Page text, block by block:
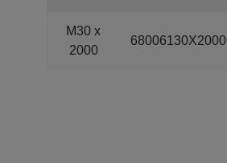
M30 x
2000
68006130X2000